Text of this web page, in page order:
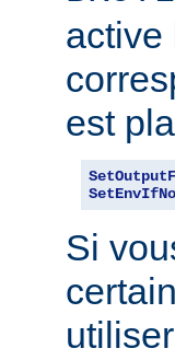
active
est
Si